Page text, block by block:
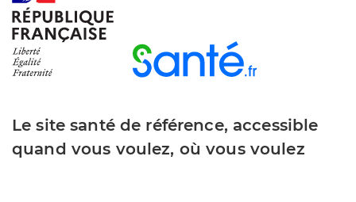
Le site santé de référence, accessible
quand vous voulez, où vous voulez